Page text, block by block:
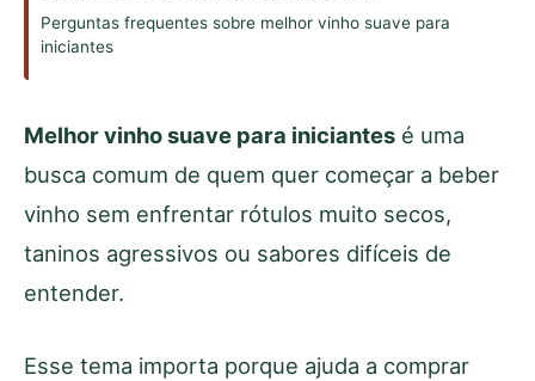
Perguntas frequentes sobre melhor vinho suave para
iniciantes
Melhor vinho suave para iniciantes é uma
busca comum de quem quer começar a beber
vinho sem enfrentar rótulos muito secos,
taninos agressivos ou sabores difíceis de
entender.
Esse tema importa porque ajuda a comprar